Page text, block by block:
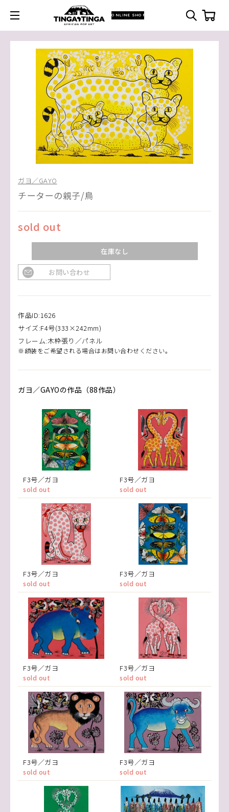
ONLINE SHOP
ガヨ／GAYO
チーターの親子/鳥
sold out
在庫なし
お問い合わせ
作品ID:1626
サイズ:F4号(333×242mm)
フレーム:木枠張り／パネル
※額装をご希望される場合はお問い合わせください。
ガヨ／GAYOの作品（88作品）
F3号／ガヨ
sold out
F3号／ガヨ
sold out
F3号／ガヨ
sold out
F3号／ガヨ
sold out
F3号／ガヨ
sold out
F3号／ガヨ
sold out
F3号／ガヨ
sold out
F3号／ガヨ
sold out